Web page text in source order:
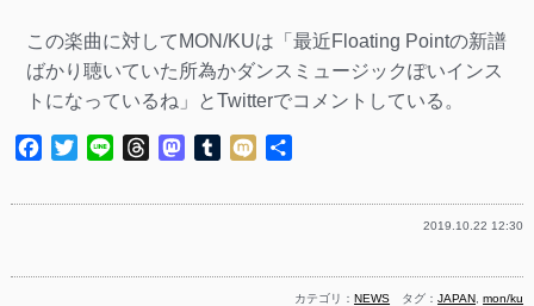
この楽曲に対してMON/KUは「最近Floating Pointの新譜
ばかり聴いていた所為かダンスミュージックぽいインス
トになっているね」とTwitterでコメントしている。
Facebook
TwitterLine ThreadsMastodon
Tumblr
Mixi
2019.10.22 12:30
カテゴリ：NEWS タグ：JAPAN ,mon/ku